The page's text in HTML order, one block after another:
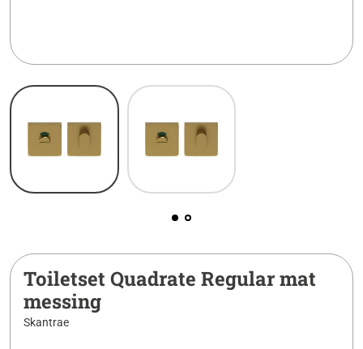
Toiletset Quadrate Regular mat
messing
Skantrae